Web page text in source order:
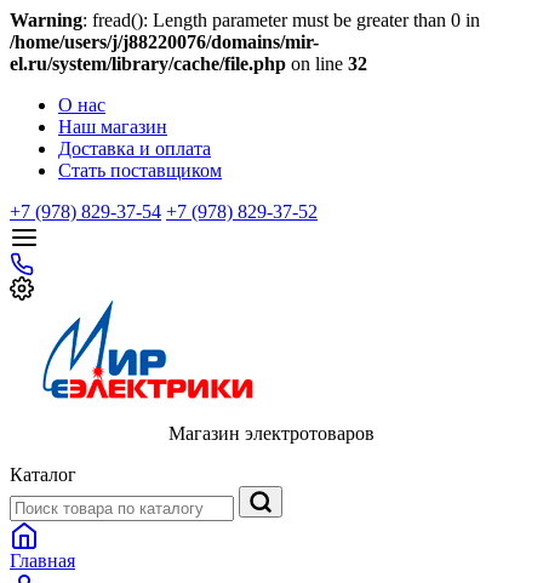
Warning: fread(): Length parameter must be greater than 0 in
/home/users/j/j88220076/domains/mir-
el.ru/system/library/cache/file.php on line 32
О нас
Наш магазин
Доставка и оплата
Стать поставщиком
+7 (978) 829-37-54 +7 (978) 829-37-52
Магазин электротоваров
Каталог
Главная